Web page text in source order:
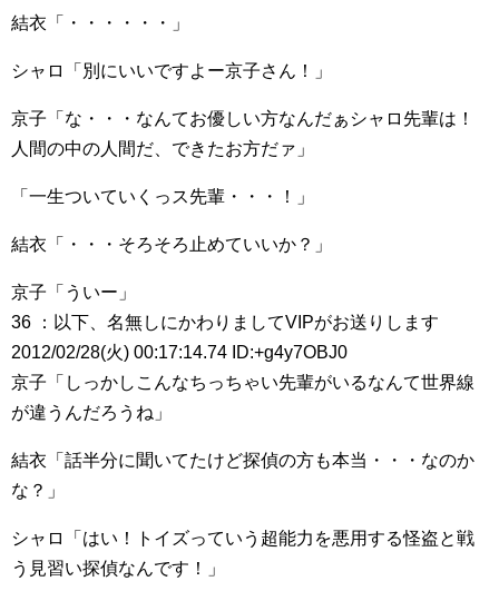
結衣「・・・・・・」
シャロ「別にいいですよー京子さん！」
京子「な・・・なんてお優しい方なんだぁシャロ先輩は！
人間の中の人間だ、できたお方だァ」
「一生ついていくっス先輩・・・！」
結衣「・・・そろそろ止めていいか？」
京子「ういー」
36 ：以下、名無しにかわりましてVIPがお送りします
2012/02/28(火) 00:17:14.74 ID:+g4y7OBJ0
京子「しっかしこんなちっちゃい先輩がいるなんて世界線
が違うんだろうね」
結衣「話半分に聞いてたけど探偵の方も本当・・・なのか
な？」
シャロ「はい！トイズっていう超能力を悪用する怪盗と戦
う見習い探偵なんです！」